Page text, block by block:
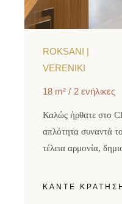
ROKSANI |
VERENIKI
18 m² 2 ενήλικες
Καλώς ήρθατε στο
απλότητα συναντά
τέλεια αρμονία,
ΚΑΝΤΕ ΚΡΑΤΗΣΗ